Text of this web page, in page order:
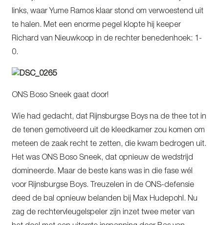
links, waar Yume Ramos klaar stond om verwoestend uit
te halen. Met een enorme pegel klopte hij keeper
Richard van Nieuwkoop in de rechter benedenhoek: 1-
0.
ONS Boso Sneek gaat door!
Wie had gedacht, dat Rijnsburgse Boys na de thee tot in
de tenen gemotiveerd uit de kleedkamer zou komen om
meteen de zaak recht te zetten, die kwam bedrogen uit.
Het was ONS Boso Sneek, dat opnieuw de wedstrijd
domineerde. Maar de beste kans was in die fase wél
voor Rijnsburgse Boys. Treuzelen in de ONS-defensie
deed de bal opnieuw belanden bij Max Hudepohl. Nu
zag de rechtervleugelspeler zijn inzet twee meter van